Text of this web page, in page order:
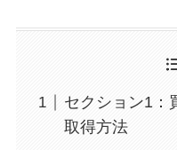
セクション1：
取得方法